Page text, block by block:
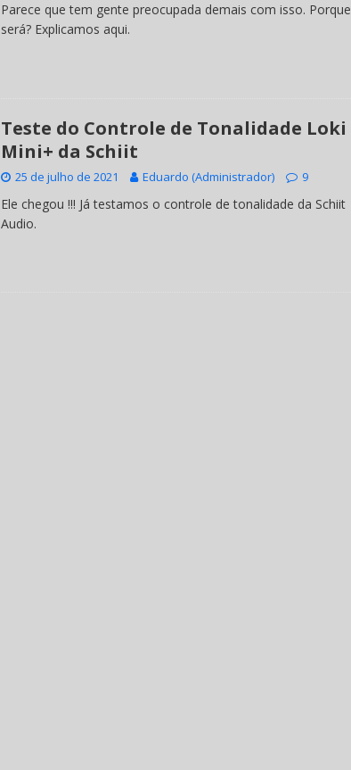
Parece que tem gente preocupada demais com isso. Porque
será? Explicamos aqui.
Teste do Controle de Tonalidade Loki
Mini+ da Schiit
25 de julho de 2021 Eduardo (Administrador) 9
Ele chegou !!! Já testamos o controle de tonalidade da Schiit
Audio.